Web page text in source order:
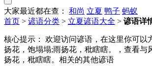
大家最近都在查： 和尚 立夏 鸭子 蚂蚁
首页 > 谚语分类 > 立夏谚语大全 > 谚语详
核心提示：
欢迎访问谚语，在这里你可以
扬花，饱塌塌;雨扬花，秕瞎瞎。，查看与
扬花，秕瞎瞎。相关的其他谚语